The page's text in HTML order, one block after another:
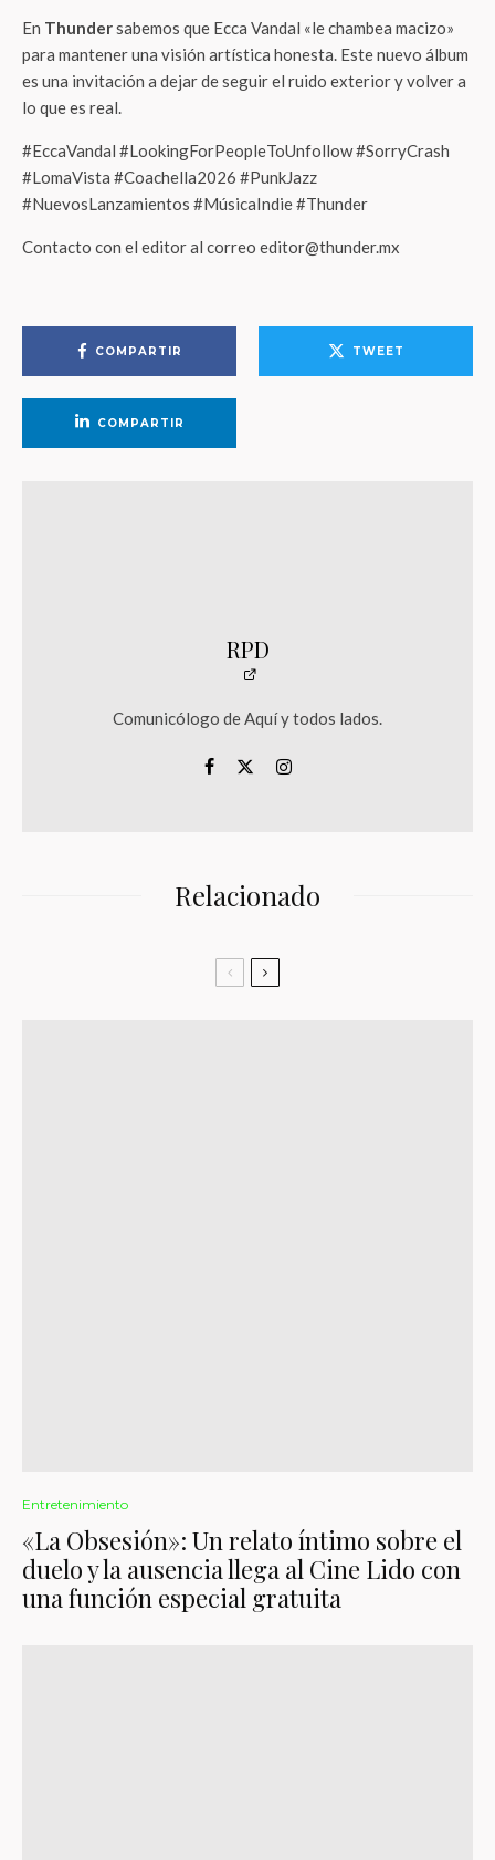
En Thundersabemos que Ecca Vandal «le chambea macizo»
para mantener una visión artística honesta. Este nuevo álbum
es una invitación a dejar de seguir el ruido exterior y volver a
lo que es real.
#EccaVandal #LookingForPeopleToUnfollow #SorryCrash
#LomaVista #Coachella2026 #PunkJazz
#NuevosLanzamientos #MúsicaIndie #Thunder
Contacto con el editor al correo editor@thunder.mx
COMPARTIR TWEET
COMPARTIR
RPD
Comunicólogo de Aquí y todos lados.
Relacionado
Entretenimiento
«La Obsesión»: Un relato íntimo sobre el
duelo y la ausencia llega al Cine Lido con
una función especial gratuita